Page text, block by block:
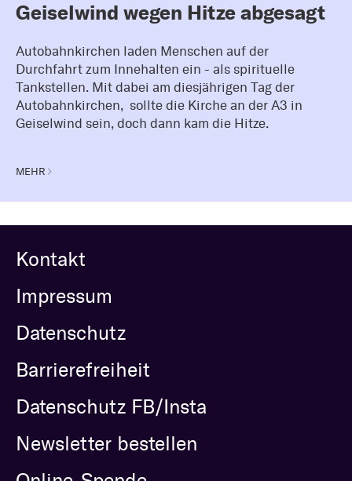
Geiselwind wegen Hitze abgesagt
Autobahnkirchen laden Menschen auf der
Durchfahrt zum Innehalten ein - als spirituelle
Tankstellen. Mit dabei am diesjährigen Tag der
Autobahnkirchen, sollte die Kirche an der A3 in
Geiselwind sein, doch dann kam die Hitze.
MEHR
Kontakt
Impressum
Datenschutz
Barrierefreiheit
Datenschutz FB/Insta
Newsletter bestellen